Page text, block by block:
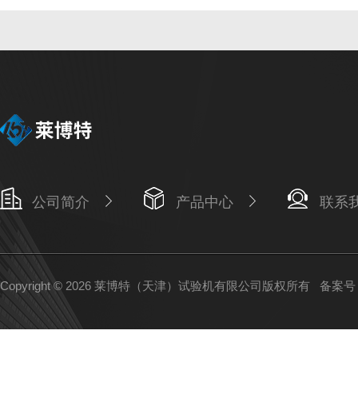
公司简介 产品中心 联系
Copyright © 2026 莱博特（天津）试验机有限公司版权所有 备案号